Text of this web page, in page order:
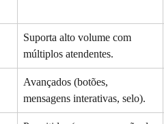
Suporta alto volume com
múltiplos atendentes.
Avançados (botões,
mensagens interativas, selo).